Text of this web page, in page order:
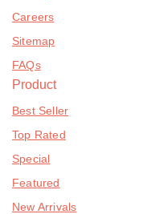
Careers
Sitemap
FAQs
Product
Best Seller
Top Rated
Special
Featured
New Arrivals